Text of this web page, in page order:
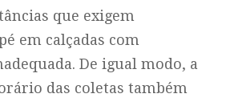
que exigem
em calçadas com
De igual modo, a
das coletas também